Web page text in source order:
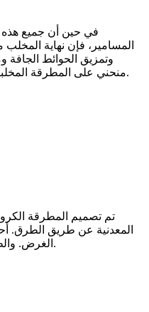
في حين أن جميع هذه
المسامير، فإن نهاية
وتمزيق الحوائط الجافة
منحني على المطرقة المخلبية، ومستقيم على المطارق الإطارية.
تم تصميم المطرقة
المعدنية عن طريق الطرق.
الغرض. والطرف الآخر مسطح ويستخدم للقيادة.